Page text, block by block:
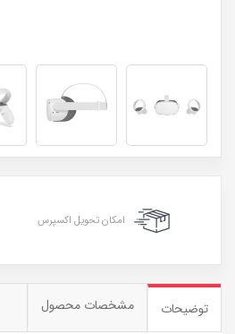
امکان تحویل اکسپرس
توضیحات مشخصات محصول